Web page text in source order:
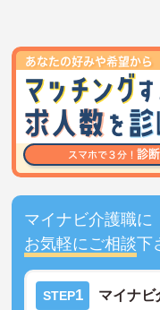
マイナビ介護職に
お気軽にご相談下
STEP1 マイナビ